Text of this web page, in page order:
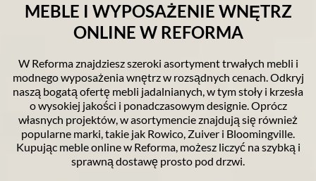
MEBLE I WYPOSAŻENIE WNĘTRZ
ONLINE W REFORMA
W Reforma znajdziesz szeroki asortyment trwałych mebli i
modnego wyposażenia wnętrz w rozsądnych cenach. Odkryj
naszą bogatą ofertę mebli jadalnianych, w tym stoły i krzesła
o wysokiej jakości i ponadczasowym designie. Oprócz
własnych projektów, w asortymencie znajdują się również
popularne marki, takie jak Rowico, Zuiver i Bloomingville.
Kupując meble online w Reforma, możesz liczyć na szybką i
sprawną dostawę prosto pod drzwi.